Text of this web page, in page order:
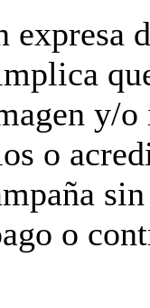
expresa
y/o
o
o